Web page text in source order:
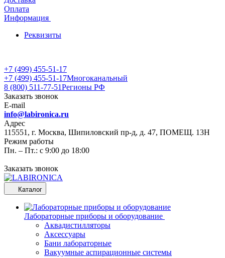
Оплата
Информация
Реквизиты
+7 (499) 455-51-17
+7 (499) 455-51-17Многоканальный
8 (800) 511-77-51Регионы РФ
Заказать звонок
E-mail
info@labironica.ru
Адрес
115551, г. Москва, Шипиловский пр-д, д. 47, ПОМЕЩ. 13Н
Режим работы
Пн. – Пт.: с 9:00 до 18:00
Заказать звонок
Каталог
Лабораторные приборы и оборудование
Аквадистилляторы
Аксессуары
Бани лабораторные
Вакуумные аспирационные системы